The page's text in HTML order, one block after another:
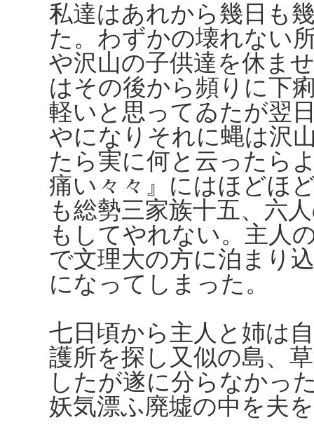
私達はあれから幾日も
た。わずかの壊れない
や沢山の子供達を休ま
はその後から頻りに下
軽いと思ってゐたが翌
やになりそれに蝿は沢
たら実に何と云ったら
痛い々々』にはほどほ
も総勢三家族十五、六
もしてやれない。主人
で文理大の方に泊まり
になってしまった。
七日頃から主人と姉は
護所を探し又似の島、
したが遂に分らなかっ
妖気漂ふ廃墟の中を夫